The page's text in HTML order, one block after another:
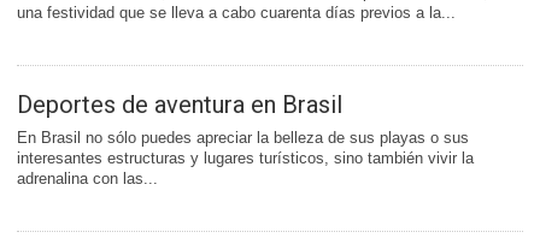
una festividad que se lleva a cabo cuarenta días previos a la...
Deportes de aventura en Brasil
En Brasil no sólo puedes apreciar la belleza de sus playas o sus
interesantes estructuras y lugares turísticos, sino también vivir la
adrenalina con las...